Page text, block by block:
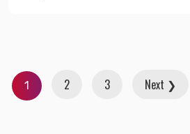
1 2 3 Next ❯